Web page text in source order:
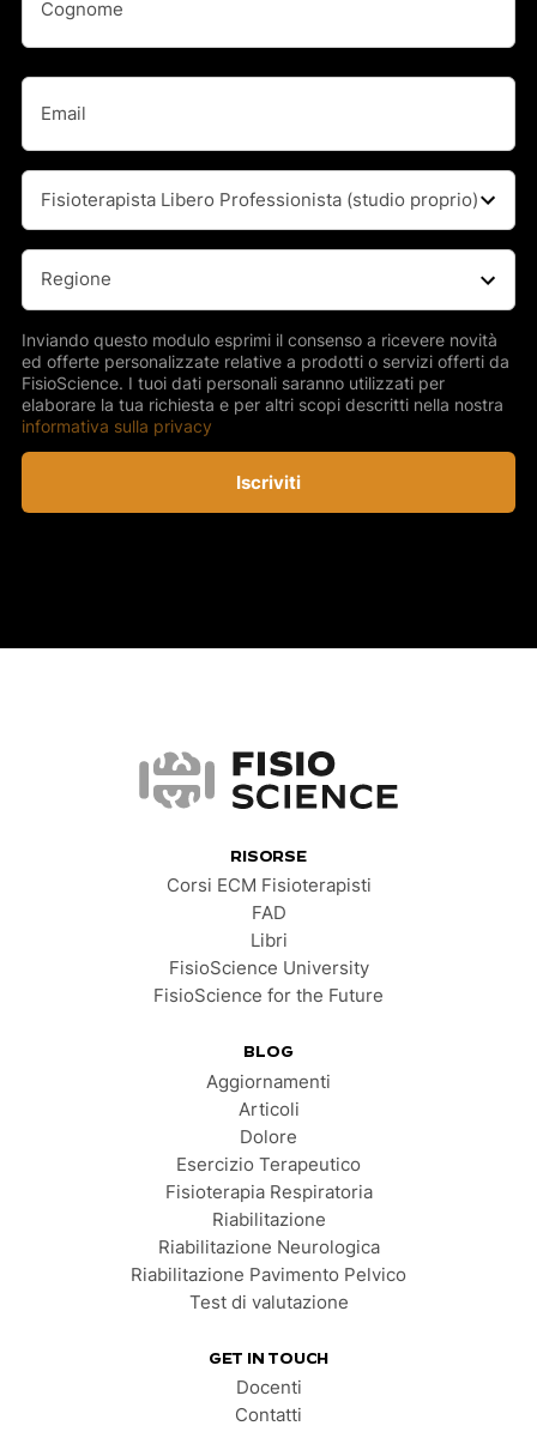
Email
Professione
Regione
Inviando questo modulo esprimi il consenso a ricevere novità
ed offerte personalizzate relative a prodotti o servizi offerti da
FisioScience. I tuoi dati personali saranno utilizzati per
elaborare la tua richiesta e per altri scopi descritti nella nostra
informativa sulla privacy
Iscriviti
FisioScience
RISORSE
Corsi ECM Fisioterapisti
FAD
Libri
FisioScience University
FisioScience for the Future
BLOG
Aggiornamenti
Articoli
Dolore
Esercizio Terapeutico
Fisioterapia Respiratoria
Riabilitazione
Riabilitazione Neurologica
Riabilitazione Pavimento Pelvico
Test di valutazione
GET IN TOUCH
Docenti
Contatti